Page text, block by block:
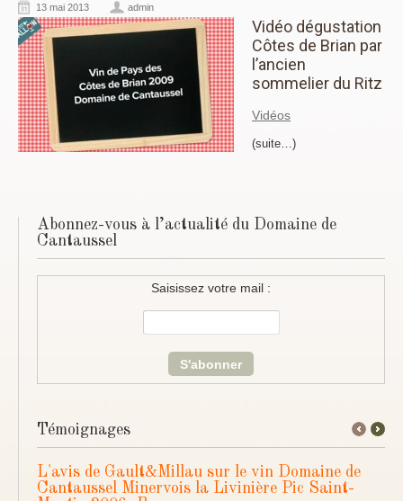
13 mai 2013 admin
Vidéo dégustation
Côtes de Brian par
l’ancien
sommelier du Ritz
Vidéos
(suite…)
Abonnez-vous à l’actualité du Domaine de
Cantaussel
Saisissez votre mail :
Témoignages
Next
←
Previous
L'avis de Gault&Millau sur le vin Domaine de
Cantaussel Minervois la Livinière Pic Saint-